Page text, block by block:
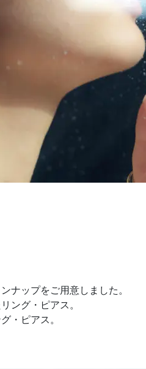
ナップをご用意しました。
ング・ピアス。
・ピアス。